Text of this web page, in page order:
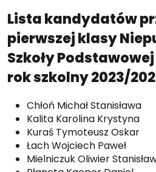
Lista kandydatów
pierwszej klasy
Szkoły
rok szkolny 2023/
Chłoń Michał Stanisława
Kalita Karolina Krystyna
Kuraś Tymoteusz Oskar
Łach Wojciech Paweł
Mielniczuk Oliwier